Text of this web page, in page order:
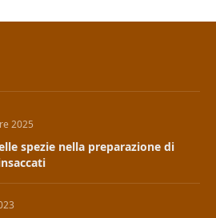
2025
spezie nella preparazione di